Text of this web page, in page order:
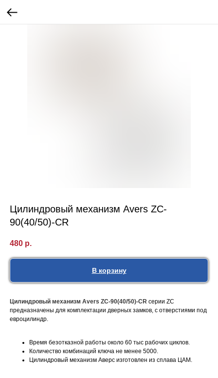
Цилиндровый механизм Avers ZC-
90(40/50)-CR
480 р.
В корзину
Цилиндровый механизм Avers ZC-90(40/50)-CR серии ZC
предназначены для комплектации дверных замков, с отверстиями под
евроцилиндр.
Время безотказной работы около 60 тыс рабочих циклов.
Количество комбинаций ключа не менее 5000.
Цилиндровый механизм Аверс изготовлен из сплава ЦАМ.